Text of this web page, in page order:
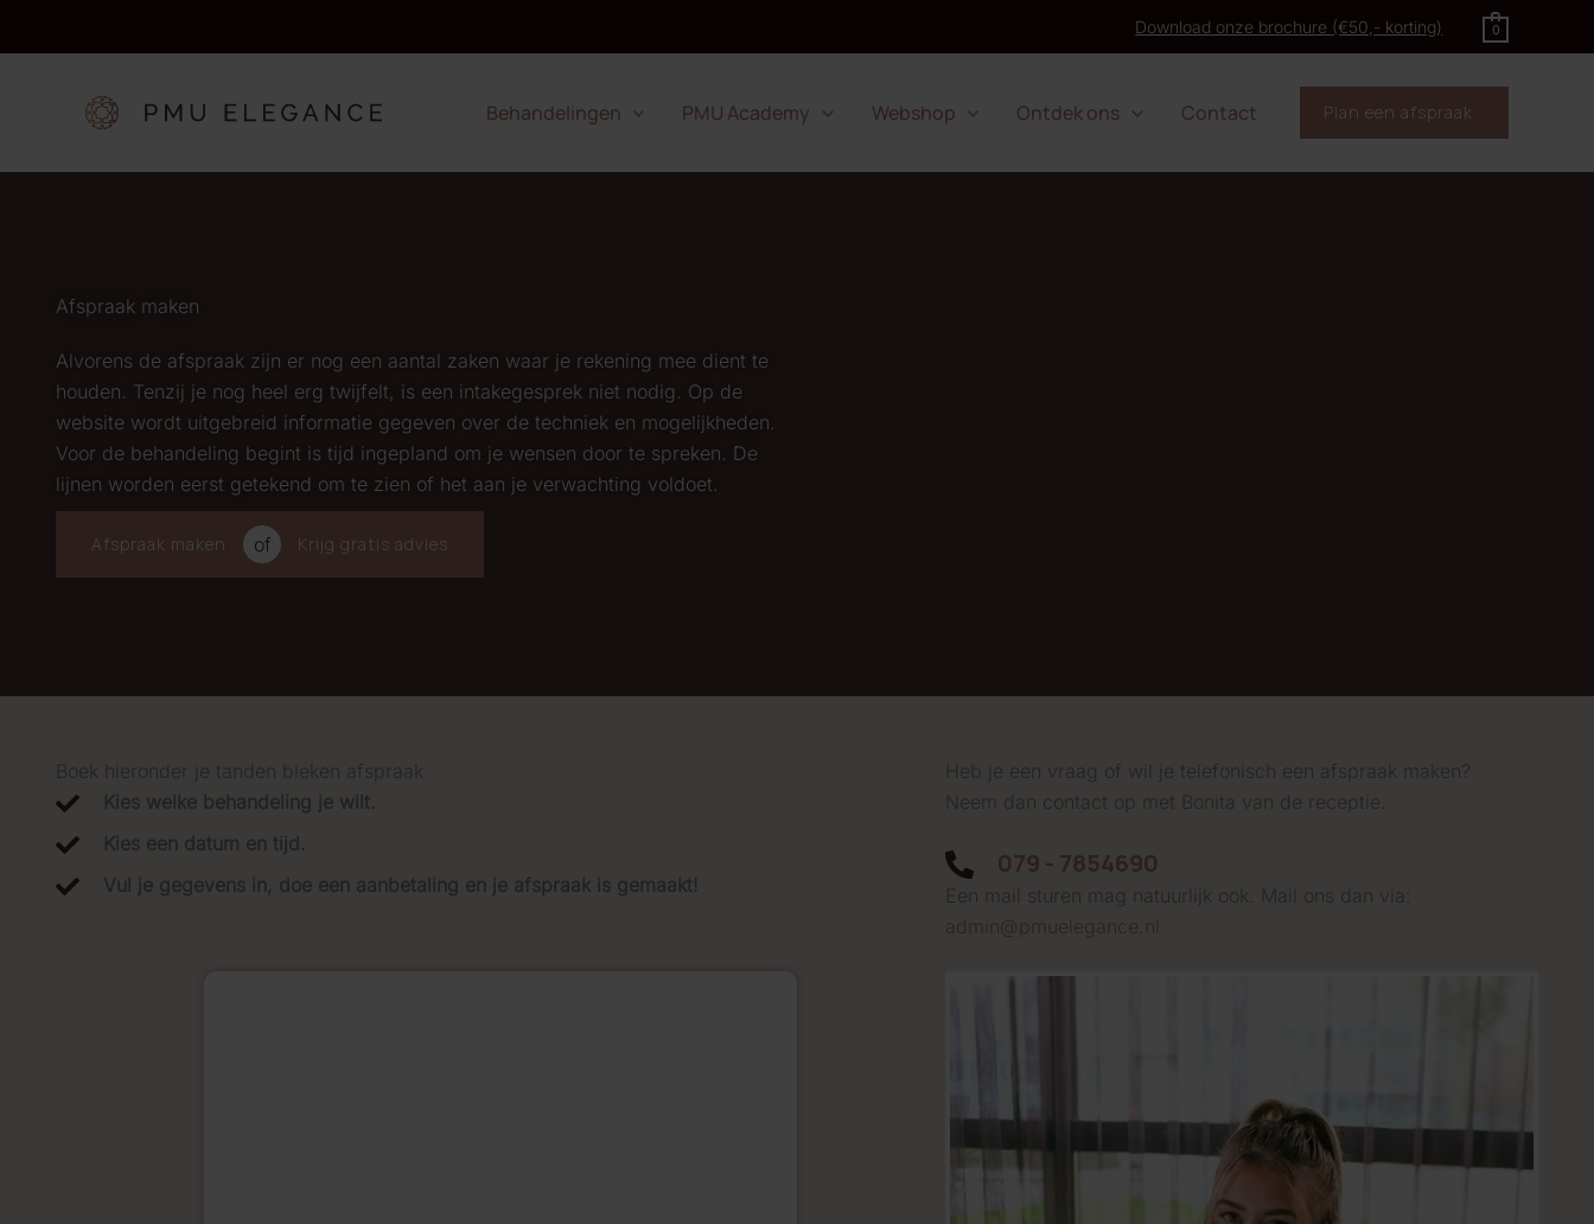
Download onze brochure (€50,- korting) 0
Behandelingen PMU Academy Webshop Ontdek ons Contact Plan een afspraak
Afspraak maken
Alvorens de afspraak zijn er nog een aantal zaken waar je rekening mee dient te
houden. Tenzij je nog heel erg twijfelt, is een intakegesprek niet nodig. Op de
website wordt uitgebreid informatie gegeven over de techniek en mogelijkheden.
Voor de behandeling begint is tijd ingepland om je wensen door te spreken. De
lijnen worden eerst getekend om te zien of het aan je verwachting voldoet.
Afspraak maken of Krijg gratis advies
Boek hieronder je tanden bleken afspraak
Kies welke behandeling je wilt.
Kies een datum en tijd.
Vul je gegevens in, doe een aanbetaling en je afspraak is gemaakt!
Heb je een vraag of wil je telefonisch een afspraak maken?
Neem dan contact op met Bonita van de receptie.
079 - 7854690
Een mail sturen mag natuurlijk ook. Mail ons dan via:
admin@pmuelegance.nl